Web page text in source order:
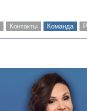
Контакты Команда